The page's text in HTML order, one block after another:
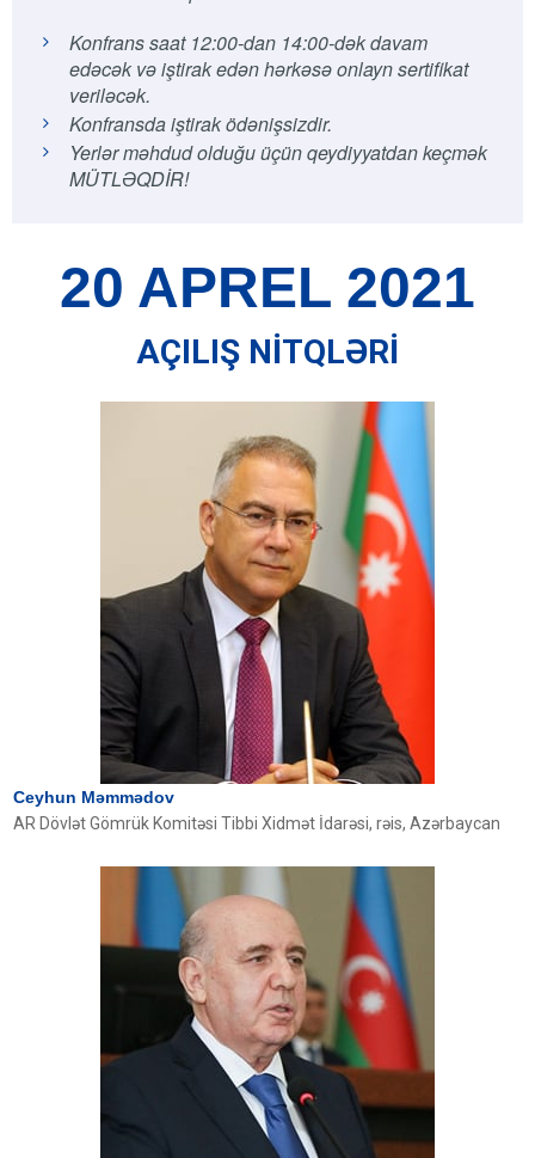
Konfrans saat 12:00-dan 14:00-dək davam
edəcək və iştirak edən hərkəsə onlayn sertifikat
veriləcək.
Konfransda iştirak ödənişsizdir.
Yerlər məhdud olduğu üçün qeydiyyatdan keçmək
MÜTLƏQDİR!
20 APREL 2021
AÇILIŞ NİTQLƏRİ
Ceyhun Məmmədov
AR Dövlət Gömrük Komitəsi Tibbi Xidmət İdarəsi, rəis, Azərbaycan